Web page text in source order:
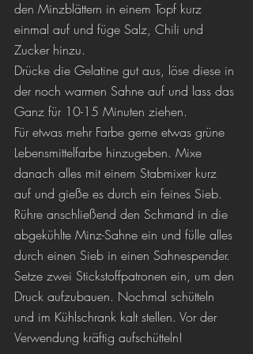
den Minzblättern in einem Topf kurz
einmal auf und füge Salz, Chili und
Zucker hinzu.
Drücke die Gelatine gut aus, löse diese in
der noch warmen Sahne auf und lass das
Ganz für 10-15 Minuten ziehen.
Für etwas mehr Farbe gerne etwas grüne
Lebensmittelfarbe hinzugeben. Mixe
danach alles mit einem Stabmixer kurz
auf und gieße es durch ein feines Sieb.
Rühre anschließend den Schmand in die
abgekühlte Minz-Sahne ein und fülle alles
durch einen Sieb in einen Sahnespender.
Setze zwei Stickstoffpatronen ein, um den
Druck aufzubauen. Nochmal schütteln
und im Kühlschrank kalt stellen. Vor der
Verwendung kräftig aufschütteln!